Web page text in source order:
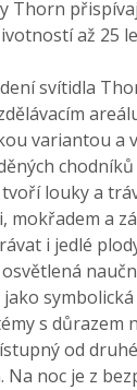
Thorn
až 25
svítidla
variantou a
chodníků
louky a
mokřadem a
i jedlé
s důrazem
od
Na noc je z